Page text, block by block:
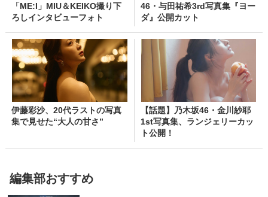
「ME:I」MIU＆KEIKO撮り下
ろしインタビューフォト
46・与田祐希3rd写真集『ヨー
ダ』公開カット
伊藤彩沙、20代ラストの写真
集で見せた“大人の甘さ”
【話題】乃木坂46・金川紗耶
1st写真集、ランジェリーカッ
ト公開！
編集部おすすめ